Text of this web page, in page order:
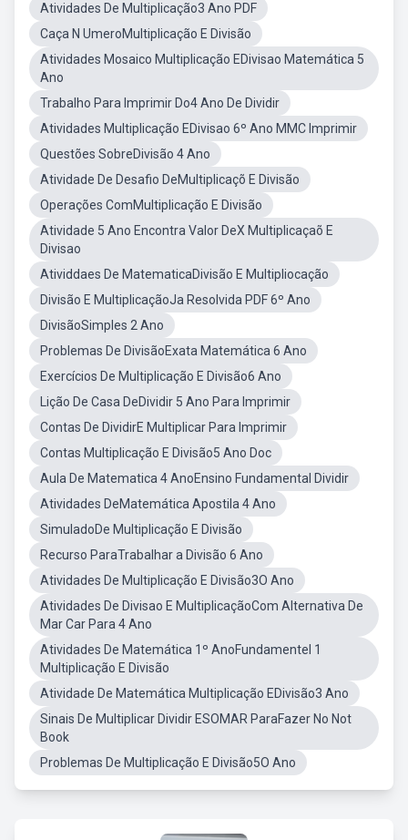
Atividades De Multiplicação3 Ano PDF
Caça N UmeroMultiplicação E Divisão
Atividades Mosaico Multiplicação EDivisao Matemática 5
Ano
Trabalho Para Imprimir Do4 Ano De Dividir
Atividades Multiplicação EDivisao 6º Ano MMC Imprimir
Questões SobreDivisão 4 Ano
Atividade De Desafio DeMultiplicaçõ E Divisão
Operações ComMultiplicação E Divisão
Atividade 5 Ano Encontra Valor DeX Multiplicaçaõ E
Divisao
Atividdaes De MatematicaDivisão E Multipliocação
Divisão E MultiplicaçãoJa Resolvida PDF 6º Ano
DivisãoSimples 2 Ano
Problemas De DivisãoExata Matemática 6 Ano
Exercícios De Multiplicação E Divisão6 Ano
Lição De Casa DeDividir 5 Ano Para Imprimir
Contas De DividirE Multiplicar Para Imprimir
Contas Multiplicação E Divisão5 Ano Doc
Aula De Matematica 4 AnoEnsino Fundamental Dividir
Atividades DeMatemática Apostila 4 Ano
SimuladoDe Multiplicação E Divisão
Recurso ParaTrabalhar a Divisão 6 Ano
Atividades De Multiplicação E Divisão3O Ano
Atividades De Divisao E MultiplicaçãoCom Alternativa De
Mar Car Para 4 Ano
Atividades De Matemática 1º AnoFundamentel 1
Multiplicação E Divisão
Atividade De Matemática Multiplicação EDivisão3 Ano
Sinais De Multiplicar Dividir ESOMAR ParaFazer No Not
Book
Problemas De Multiplicação E Divisão5O Ano